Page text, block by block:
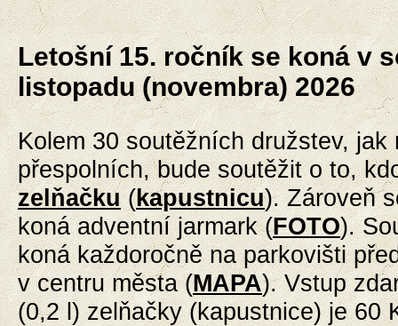
Letošní 15. ročník se koná v
listopadu (novembra) 2026
Kolem 30 soutěžních družstev,
přespolních, bude soutěžit o to,
zelňačku(kapustnicu). Zároveň
koná adventní jarmark (FOTO).
koná každoročněna parkovišti
v centru města (MAPA). Vstup
(0,2 l) zelňačky (kapustnice) je 60